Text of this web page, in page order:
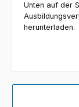
Unten auf der
herunterladen.